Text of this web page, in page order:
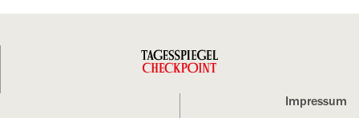
Impressum